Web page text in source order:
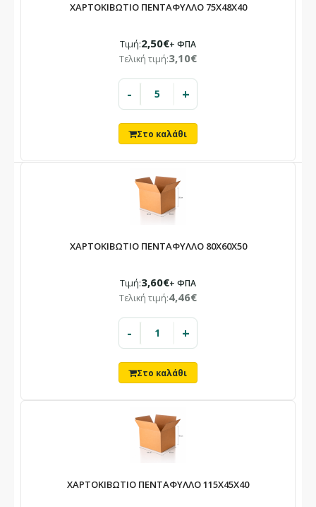
ΧΑΡΤΟΚΙΒΩΤΙΟ ΠΕΝΤΑΦΥΛΛΟ 75X48X40
Τιμή:2,50€+ ΦΠΑ
Τελική τιμή:3,10€
- +
ΧΑΡΤΟΚΙΒΩΤΙΟ ΠΕΝΤΑΦΥΛΛΟ 80X60X50
Τιμή:3,60€+ ΦΠΑ
Τελική τιμή:4,46€
- +
ΧΑΡΤΟΚΙΒΩΤΙΟ ΠΕΝΤΑΦΥΛΛΟ 115X45X40